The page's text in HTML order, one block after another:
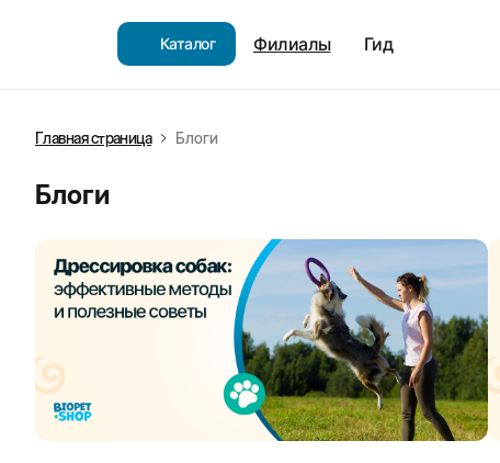
Каталог Филиалы Гид
Главная страница Блоги
Блоги